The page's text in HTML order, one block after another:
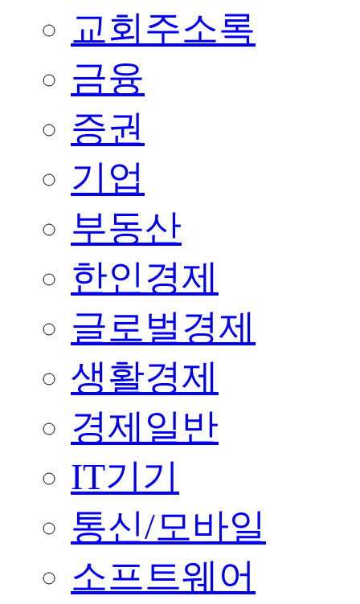
교회주소록
금융
증권
기업
부동산
한인경제
글로벌경제
생활경제
경제일반
IT기기
통신/모바일
소프트웨어